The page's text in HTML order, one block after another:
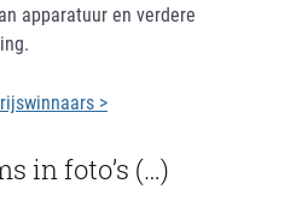
apparatuur en verdere
>
in foto’s (…)